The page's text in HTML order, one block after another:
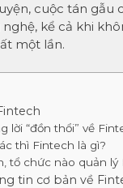
cuộc tán gẫu
kể cả khi
một lần.
lời “đồn thổi” về
thì Fintech là gì?
tổ chức nào quản lý
tin cơ bản về